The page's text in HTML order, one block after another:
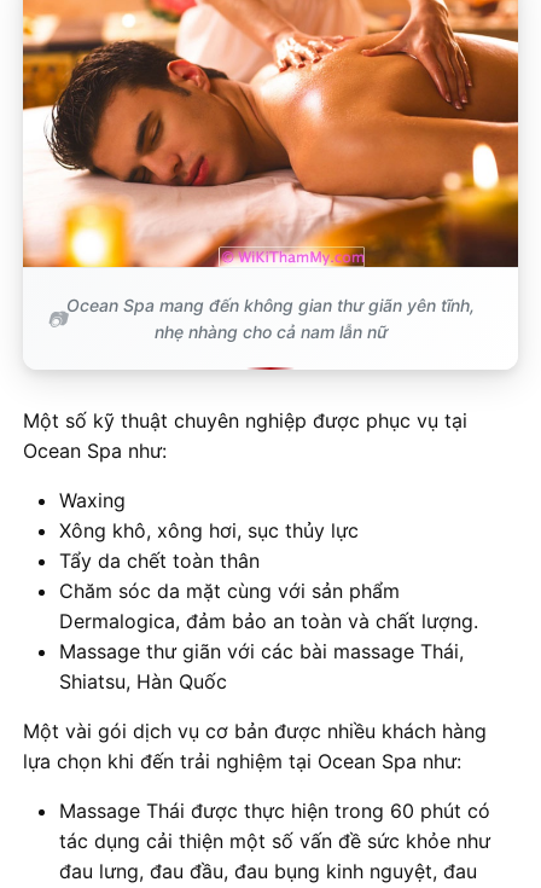
Ocean Spa mang đến không gian thư giãn yên tĩnh,
nhẹ nhàng cho cả nam lẫn nữ
Một số kỹ thuật chuyên nghiệp được phục vụ tại
Ocean Spa như:
Waxing
Xông khô, xông hơi, sục thủy lực
Tẩy da chết toàn thân
Chăm sóc da mặt cùng với sản phẩm
Dermalogica, đảm bảo an toàn và chất lượng.
Massage thư giãn với các bài massage Thái,
Shiatsu, Hàn Quốc
Một vài gói dịch vụ cơ bản được nhiều khách hàng
lựa chọn khi đến trải nghiệm tại Ocean Spa như:
Massage Thái được thực hiện trong 60 phút có
tác dụng cải thiện một số vấn đề sức khỏe như
đau lưng, đau đầu, đau bụng kinh nguyệt, đau